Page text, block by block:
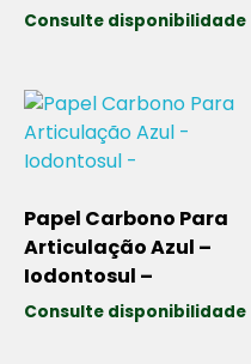
Consulte disponibilidade
Papel Carbono Para
Articulação Azul –
Iodontosul –
Consulte disponibilidade